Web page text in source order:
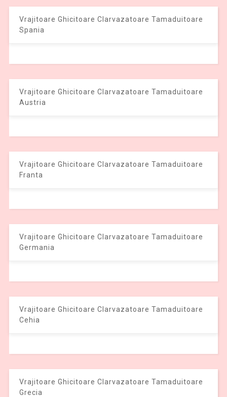
Vrajitoare Ghicitoare Clarvazatoare Tamaduitoare
Spania
Vrajitoare Ghicitoare Clarvazatoare Tamaduitoare
Austria
Vrajitoare Ghicitoare Clarvazatoare Tamaduitoare
Franta
Vrajitoare Ghicitoare Clarvazatoare Tamaduitoare
Germania
Vrajitoare Ghicitoare Clarvazatoare Tamaduitoare
Cehia
Vrajitoare Ghicitoare Clarvazatoare Tamaduitoare
Grecia